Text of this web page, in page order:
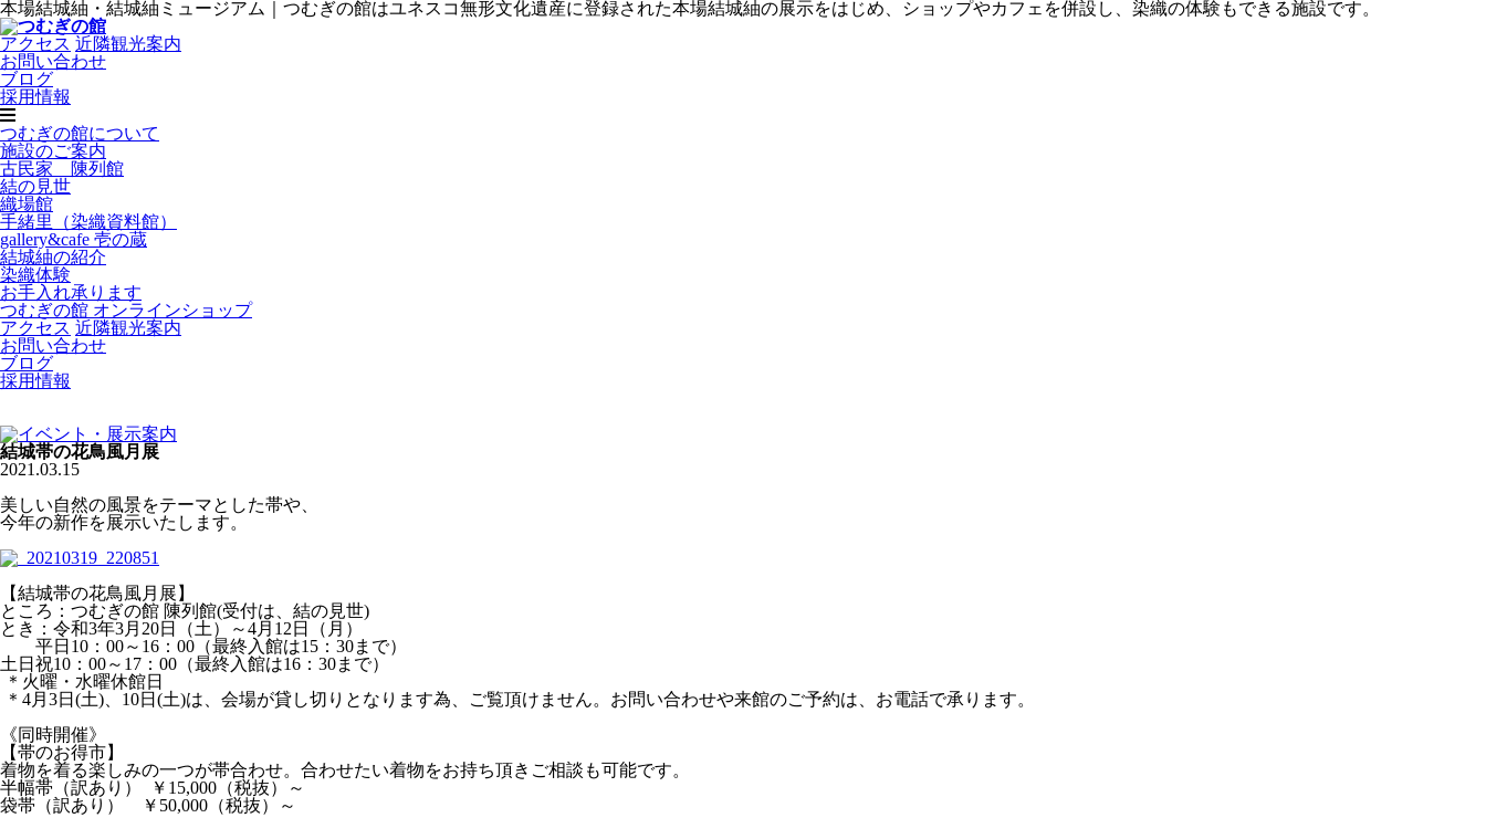
本場結城紬・結城紬ミュージアム｜つむぎの館はユネスコ無形文化遺産に登録された本場結城紬の展示をはじめ、ショップやカフェを併設し、染織の体験もできる施設です。
アクセス 近隣観光案内
お問い合わせ
ブログ
採用情報
つむぎの館について
施設のご案内
古民家 陳列館
結の見世
織場館
手緒里（染織資料館）
gallery&cafe 壱の蔵
結城紬の紹介
染織体験
お手入れ承ります
つむぎの館 オンラインショップ
アクセス 近隣観光案内
お問い合わせ
ブログ
採用情報
結城帯の花鳥風月展
2021.03.15
美しい自然の風景をテーマとした帯や、
今年の新作を展示いたします。
【結城帯の花鳥風月展】
ところ：つむぎの館 陳列館(受付は、結の見世)
とき：令和3年3月20日（土）～4月12日（月）
平日10：00～16：00（最終入館は15：30まで）
土日祝10：00～17：00（最終入館は16：30まで）
＊火曜・水曜休館日
＊4月3日(土)、10日(土)は、会場が貸し切りとなります為、ご覧頂けません。お問い合わせや来館のご予約は、お電話で承ります。
《同時開催》
【帯のお得市】
着物を着る楽しみの一つが帯合わせ。合わせたい着物をお持ち頂きご相談も可能です。
半幅帯（訳あり） ￥15,000（税抜）～
袋帯（訳あり） ￥50,000（税抜）～